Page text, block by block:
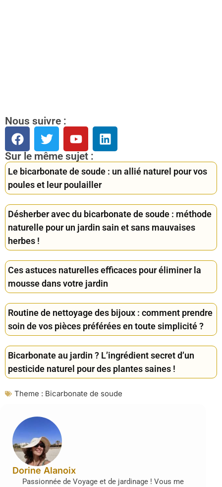
Nous suivre :
Sur le même sujet :
Le bicarbonate de soude : un allié naturel pour vos
poules et leur poulailler
Désherber avec du bicarbonate de soude : méthode
naturelle pour un jardin sain et sans mauvaises
herbes !
Ces astuces naturelles efficaces pour éliminer la
mousse dans votre jardin
Routine de nettoyage des bijoux : comment prendre
soin de vos pièces préférées en toute simplicité ?
Bicarbonate au jardin ? L’ingrédient secret d’un
pesticide naturel pour des plantes saines !
Theme : Bicarbonate de soude
Dorine Alanoix
Passionnée de Voyage et de jardinage ! Vous me